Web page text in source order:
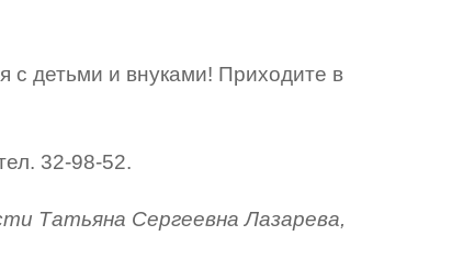
с детьми и внуками! Приходите в
32-98-52.
Татьяна Сергеевна Лазарева,